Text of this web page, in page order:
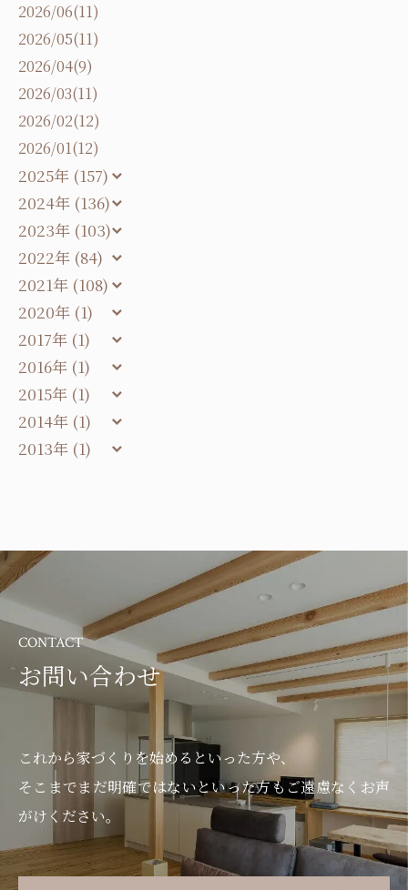
2026/06(11)
2026/05(11)
2026/04(9)
2026/03(11)
2026/02(12)
2026/01(12)
2025年 (157)
2024年 (136)
2023年 (103)
2022年 (84)
2021年 (108)
2020年 (1)
2017年 (1)
2016年 (1)
2015年 (1)
2014年 (1)
2013年 (1)
CONTACT
お問い合わせ
これから家づくりを始めるといった方や、
そこまでまだ明確ではないといった方もご遠慮なくお声
がけください。